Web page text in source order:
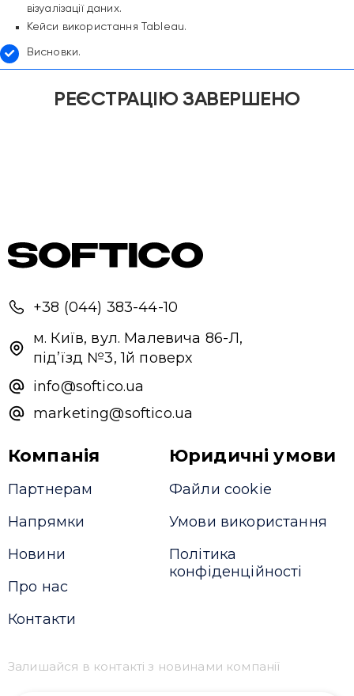
візуалізації даних.
Кейси використання Tableau.
Висновки.
РЕЄСТРАЦІЮ ЗАВЕРШЕНО
+38 (044) 383-44-10
м. Київ, вул. Малевича 86-Л,
під’їзд №3, 1й поверх
info@softico.ua
marketing@softico.ua
Компанія
Партнерам
Напрямки
Новини
Про нас
Контакти
Юридичні умови
Файли cookie
Умови використання
Політика
конфіденційності
Залишайся в контакті з новинами компанії